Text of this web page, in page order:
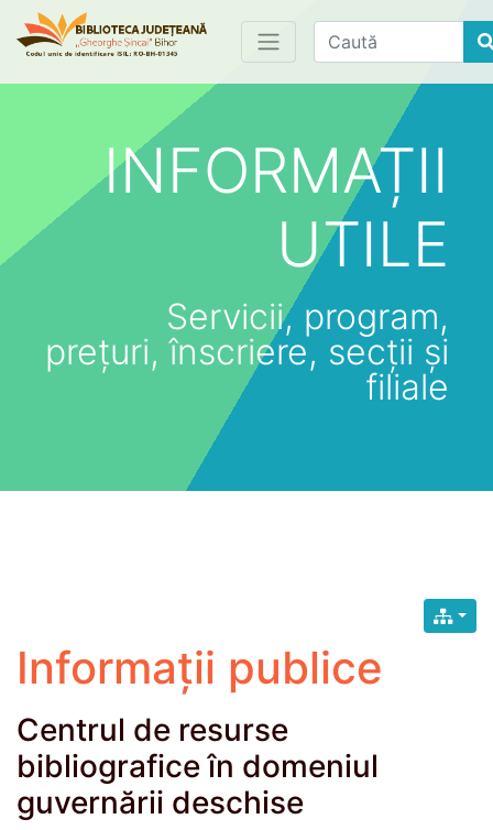
Find
INFORMAȚII
UTILE
Servicii, program,
prețuri, înscriere, secții și
filiale
Informații publice
Centrul de resurse
bibliografice în domeniul
guvernării deschise